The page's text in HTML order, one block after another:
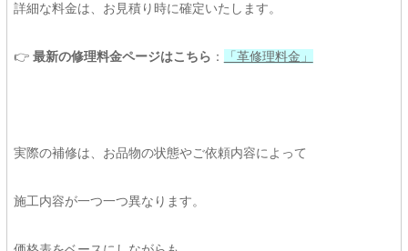
詳細な料金は、お見積り時に確定いたします。
👉 最新の修理料金ページはこちら ： 「革修理料金」
実際の補修は、お品物の状態やご依頼内容によって
施工内容が一つ一つ異なります。